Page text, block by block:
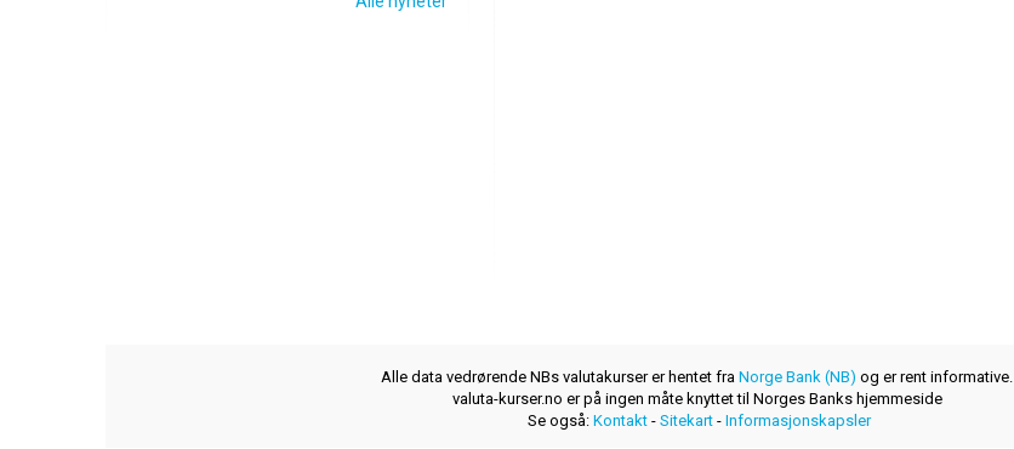
Alle data vedrørende NBs valutakurser er hentet fra Norge Bank (NB) og er rent informative.
valuta-kurser.no er på ingen måte knyttet til Norges Banks hjemmeside
Se også: Kontakt- Sitekart- Informasjonskapsler